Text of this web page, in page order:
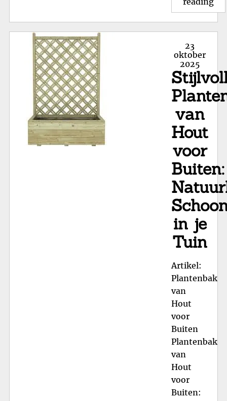
Posted
on
23
oktober
2025
van
Hout
voor
Buiten:
in je
Tuin
Artikel:
Plantenbak
van
Hout
voor
Buiten
Plantenbak
van
Hout
voor
Buiten: